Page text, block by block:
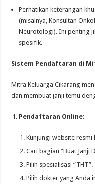
Perhatikan keterangan
(misalnya, Konsultan
Neurotologi). Ini penting
spesifik.
Sistem Pendaftaran di
Mitra Keluarga Cikarang
dan membuat janji temu
Pendaftaran Online:
Kunjungi website resmi
Cari bagian “Buat Janji
Pilih spesialisasi “THT”.
Pilih dokter yang Anda